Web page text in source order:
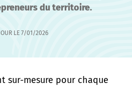
du territoire.
LE 7/01/2026
sur-mesure pour chaque